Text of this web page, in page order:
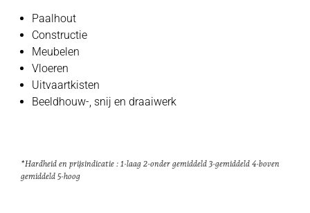
Paalhout
Constructie
Meubelen
Vloeren
Uitvaartkisten
Beeldhouw-, snij en draaiwerk
*Hardheid en prijsindicatie : 1-laag 2-onder gemiddeld 3-gemiddeld 4-boven
gemiddeld 5-hoog